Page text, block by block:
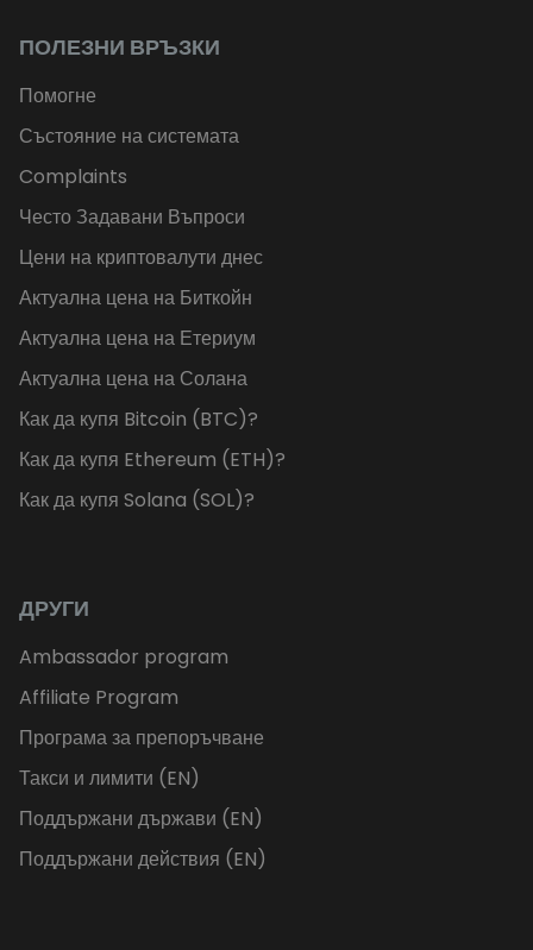
ПОЛЕЗНИ ВРЪЗКИ
Помогне
Състояние на системата
Complaints
Често Задавани Въпроси
Цени на криптовалути днес
Актуална цена на Биткойн
Актуална цена на Етериум
Актуална цена на Солана
Как да купя Bitcoin (BTC)?
Как да купя Ethereum (ETH)?
Как да купя Solana (SOL)?
ДРУГИ
Ambassador program
Affiliate Program
Програма за препоръчване
Такси и лимити (EN)
Поддържани държави (EN)
Поддържани действия (EN)